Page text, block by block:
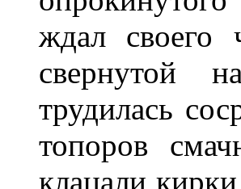
ждал своего
свернутой
трудилась
топоров
клацали